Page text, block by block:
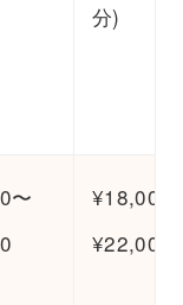
分)
〜
¥18,000
¥22,000